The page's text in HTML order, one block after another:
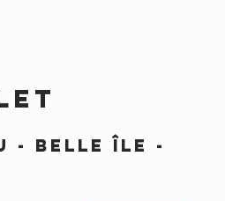
- belle île -